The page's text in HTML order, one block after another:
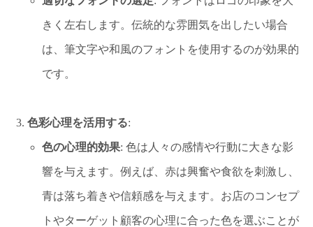
きく左右します。伝統的な雰囲気を出したい場合
は、筆文字や和風のフォントを使用するのが効果的
です。
色彩心理を活用する:
色の心理的効果: 色は人々の感情や行動に大きな影
響を与えます。例えば、赤は興奮や食欲を刺激し、
青は落ち着きや信頼感を与えます。お店のコンセプ
トやターゲット顧客の心理に合った色を選ぶことが